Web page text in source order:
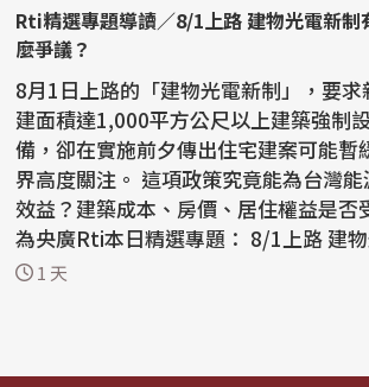
Rti精選專題導讀／8/1上路 建物光電新制
麼爭議？
8月1日上路的「建物光電新制」，要
建面積達1,000平方公尺以上建築強制
備，卻在實施前夕傳出住宅建案可能暫
界高度關注。 這項政策究竟能為台灣能源轉型帶來哪些
效益？建築成本、房價、居住權益是否受到
為央廣Rti本日精選專題
1 天